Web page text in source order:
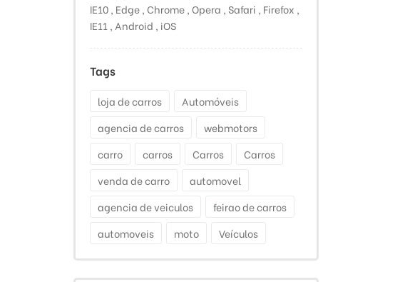
IE10 , Edge , Chrome , Opera , Safari , Firefox ,
IE11 , Android , iOS
Tags
loja de carros
Automóveis
agencia de carros
webmotors
carro
carros Carros
Carros
venda de carro
automovel
agencia de veiculos
feirao de carros
automoveis
moto Veículos